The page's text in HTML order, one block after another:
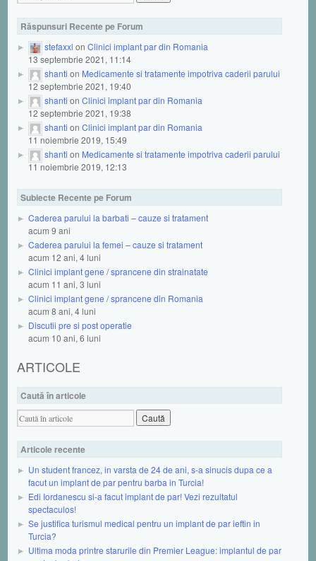
Răspunsuri Recente pe Forum
stefaxxl on Clinici implant par din Romania
13 septembrie 2021, 11:14
shanti on Medicamente si tratamente impotriva caderii parului
12 septembrie 2021, 19:40
shanti on Clinici implant par din Romania
12 septembrie 2021, 19:38
shanti on Clinici implant par din Romania
11 noiembrie 2019, 15:49
shanti on Medicamente si tratamente impotriva caderii parului
11 noiembrie 2019, 12:13
Subiecte Recente pe Forum
Caderea parului la barbati – cauze si tratament
acum 9 ani
Caderea parului la femei – cauze si tratament
acum 12 ani, 4 luni
Clinici implant gene / sprancene din strainatate
acum 11 ani, 3 luni
Clinici implant gene / sprancene din Romania
acum 8 ani, 4 luni
Discutii pre si post operatie
acum 10 ani, 6 luni
ARTICOLE
Caută în articole
Articole recente
Un student francez, in varsta de 24 de ani, s-a sinucis dupa ce a
facut un implant de par pentru barba in Turcia!
Edi Iordanescu si-a facut implant de par! Vezi rezultatul
spectaculos!
Se justifica turismul medical pentru un implant de par ieftin in
Turcia?
Ultima moda printre starurile din Premier League: implantul de par